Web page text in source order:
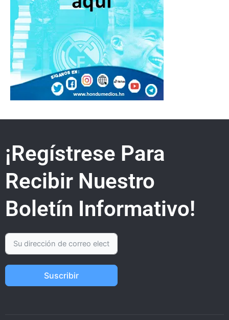
¡Regístrese Para
Recibir Nuestro
Boletín Informativo!
Suscribir